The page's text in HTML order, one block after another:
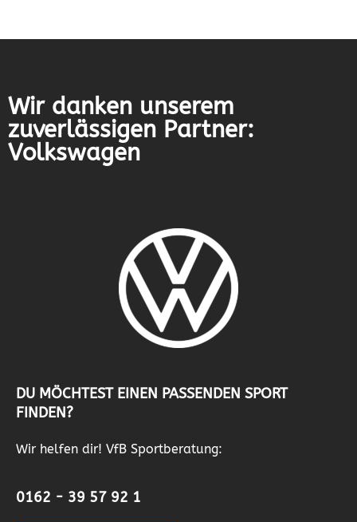
Wir danken unserem
zuverlässigen Partner:
Volkswagen
DU MÖCHTEST EINEN PASSENDEN SPORT
FINDEN?
Wir helfen dir! VfB Sportberatung:
0162 - 39 57 92 1